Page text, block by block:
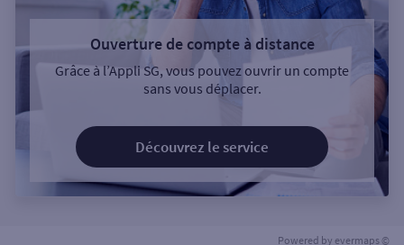
Ouverture de compte à distance
Grâce à l’Appli SG, vous pouvez ouvrir un compte
sans vous déplacer.
Découvrez le service
Powered by evermaps ©